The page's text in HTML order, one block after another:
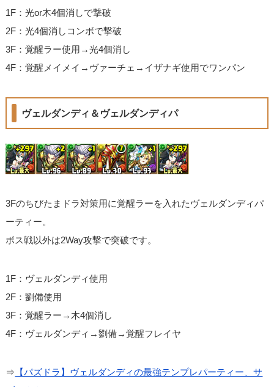
1F：光or木4個消しで撃破
2F：光4個消しコンボで撃破
3F：覚醒ラー使用→光4個消し
4F：覚醒メイメイ→ヴァーチェ→イザナギ使用でワンパン
ヴェルダンディ＆ヴェルダンディパ
3Fのちびたまドラ対策用に覚醒ラーを入れたヴェルダンディパ
ーティー。
ボス戦以外は2Way攻撃で突破です。
1F：ヴェルダンディ使用
2F：劉備使用
3F：覚醒ラー→木4個消し
4F：ヴェルダンディ→劉備→覚醒フレイヤ
⇒ 【パズドラ】ヴェルダンディの最強テンプレパーティー、サ